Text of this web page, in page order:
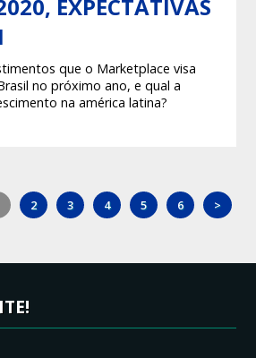
EXPECTATIVAS
que o Marketplace visa
no próximo ano, e qual a
na américa latina?
2 3 4 5 6 >